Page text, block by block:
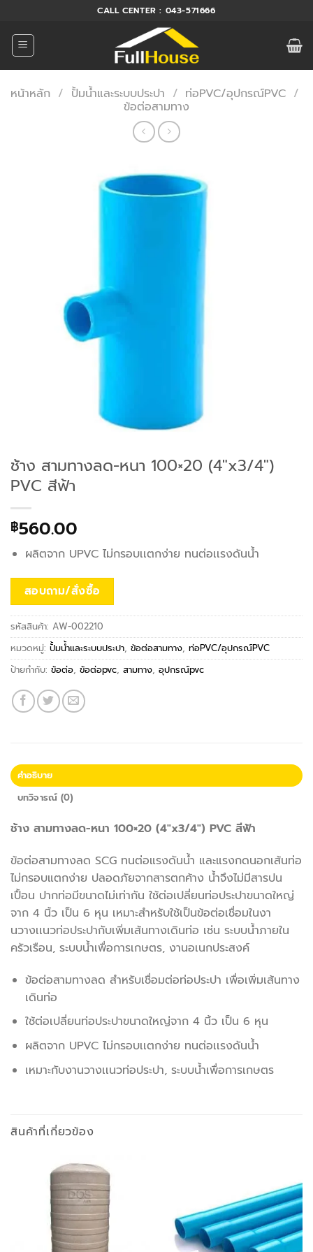
ยัง
เนื้อหา
CALL CENTER : 043-571666
หน้าหลัก / ปั้มน้ำและระบบประปา / ท่อPVC/อุปกรณ์PVC /
ข้อต่อสามทาง
ช้าง สามทางลด-หนา 100×20 (4″x3/4″)
PVC สีฟ้า
฿560.00
ผลิตจาก UPVC ไม่กรอบเเตกง่าย ทนต่อเเรงดันน้ำ
สอบถาม/สั่งซื้อ
รหัสสินค้า: AW-002210
หมวดหมู่: ปั้มน้ำและระบบประปา, ข้อต่อสามทาง, ท่อPVC/อุปกรณ์PVC
ป้ายกำกับ: ข้อต่อ, ข้อต่อpvc, สามทาง, อุปกรณ์pvc
คำอธิบาย
บทวิจารณ์ (0)
ช้าง สามทางลด-หนา 100×20 (4″x3/4″) PVC สีฟ้า
ข้อต่อสามทางลด SCG ทนต่อแรงดันน้ำ และแรงกดนอกเส้นท่อ
ไม่กรอบแตกง่าย ปลอดภัยจากสารตกค้าง น้ำจึงไม่มีสารปน
เปื้อน ปากท่อมีขนาดไม่เท่ากัน ใช้ต่อเปลี่ยนท่อประปาขนาดใหญ่
จาก 4 นิ้ว เป็น 6 หุน เหมาะสำหรับใช้เป็นข้อต่อเชื่อมในงา
นวางเเนวท่อประปากับเพิ่มเส้นทางเดินท่อ เช่น ระบบน้ำภายใน
ครัวเรือน, ระบบน้ำเพื่อการเกษตร, งานอเนกประสงค์
ข้อต่อสามทางลด สำหรับเชื่อมต่อท่อประปา เพื่อเพิ่มเส้นทาง
เดินท่อ
ใช้ต่อเปลี่ยนท่อประปาขนาดใหญ่จาก 4 นิ้ว เป็น 6 หุน
ผลิตจาก UPVC ไม่กรอบเเตกง่าย ทนต่อเเรงดันน้ำ
เหมาะกับงานวางเเนวท่อประปา, ระบบน้ำเพื่อการเกษตร
สินค้าที่เกี่ยวข้อง